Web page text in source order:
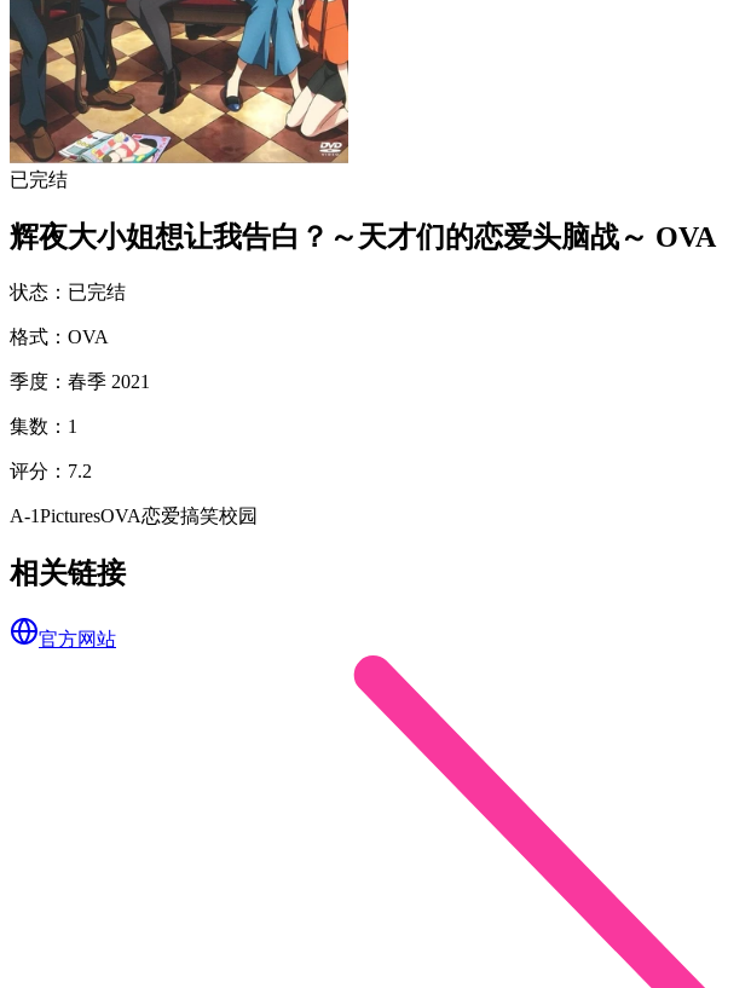
已完结
辉夜大小姐想让我告白？～天才们的恋爱头脑战～ OVA
状态 ： 已完结
格式 ： OVA
季度 ： 春季 2021
集数 ： 1
评分 ： 7.2
A-1PicturesOVA恋爱搞笑校园
相关链接
官方网站